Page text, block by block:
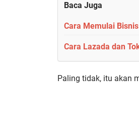
Baca Juga
Cara Memulai
Cara Lazada dan
Paling tidak, itu akan